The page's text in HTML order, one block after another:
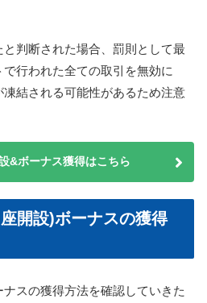
判断された場合、罰則として最
行われた全ての取引を無効に
結される可能性があるため注意
&ボーナス獲得はこちら
開設)ボーナスの獲得
スの獲得方法を確認していきた